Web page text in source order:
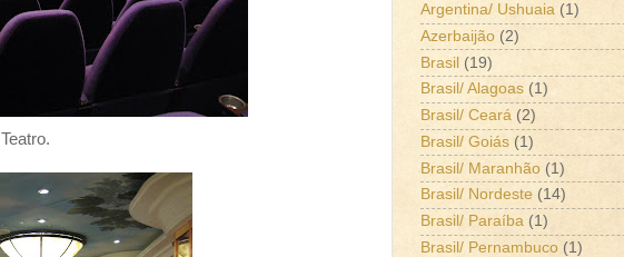
Teatro.
Argentina/ Ushuaia (1)
Azerbaijão (2)
Brasil (19)
Brasil/ Alagoas (1)
Brasil/ Ceará (2)
Brasil/ Goiás (1)
Brasil/ Maranhão (1)
Brasil/ Nordeste (14)
Brasil/ Paraíba (1)
Brasil/ Pernambuco (1)